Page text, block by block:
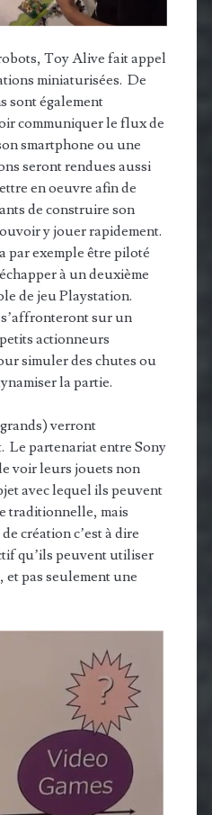
Toy Alive fait appel
miniaturisées. De
sont également
communiquer le flux de
smartphone ou une
seront rendues aussi
en oeuvre afin de
de construire son
y jouer rapidement.
par exemple être piloté
à un deuxième
de jeu Playstation.
s’affronteront sur un
actionneurs
simuler des chutes ou
la partie.
verront
Le partenariat entre Sony
voir leurs jouets non
avec lequel ils peuvent
traditionnelle, mais
création c’est à dire
qu’ils peuvent utiliser
pas seulement une